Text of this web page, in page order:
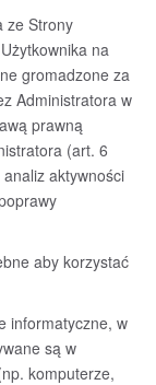
ze Strony
na
gromadzone za
Administratora w
prawną
(art. 6
aktywności
aby korzystać
informatyczne, w
są w
komputerze,